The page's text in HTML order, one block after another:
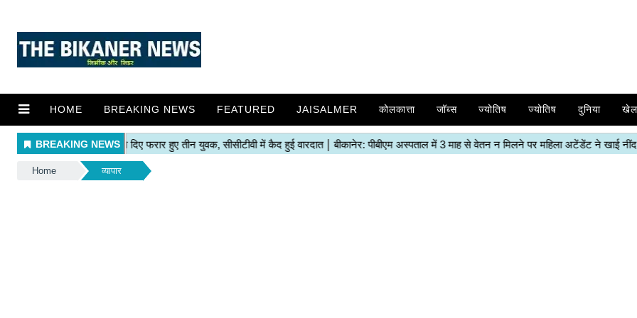
HOME BREAKING NEWS FEATURED JAISALMER कोलकात्ता जॉब्स ज्योतिष ज्योतिष दुनिया खेल
Home व्यापार